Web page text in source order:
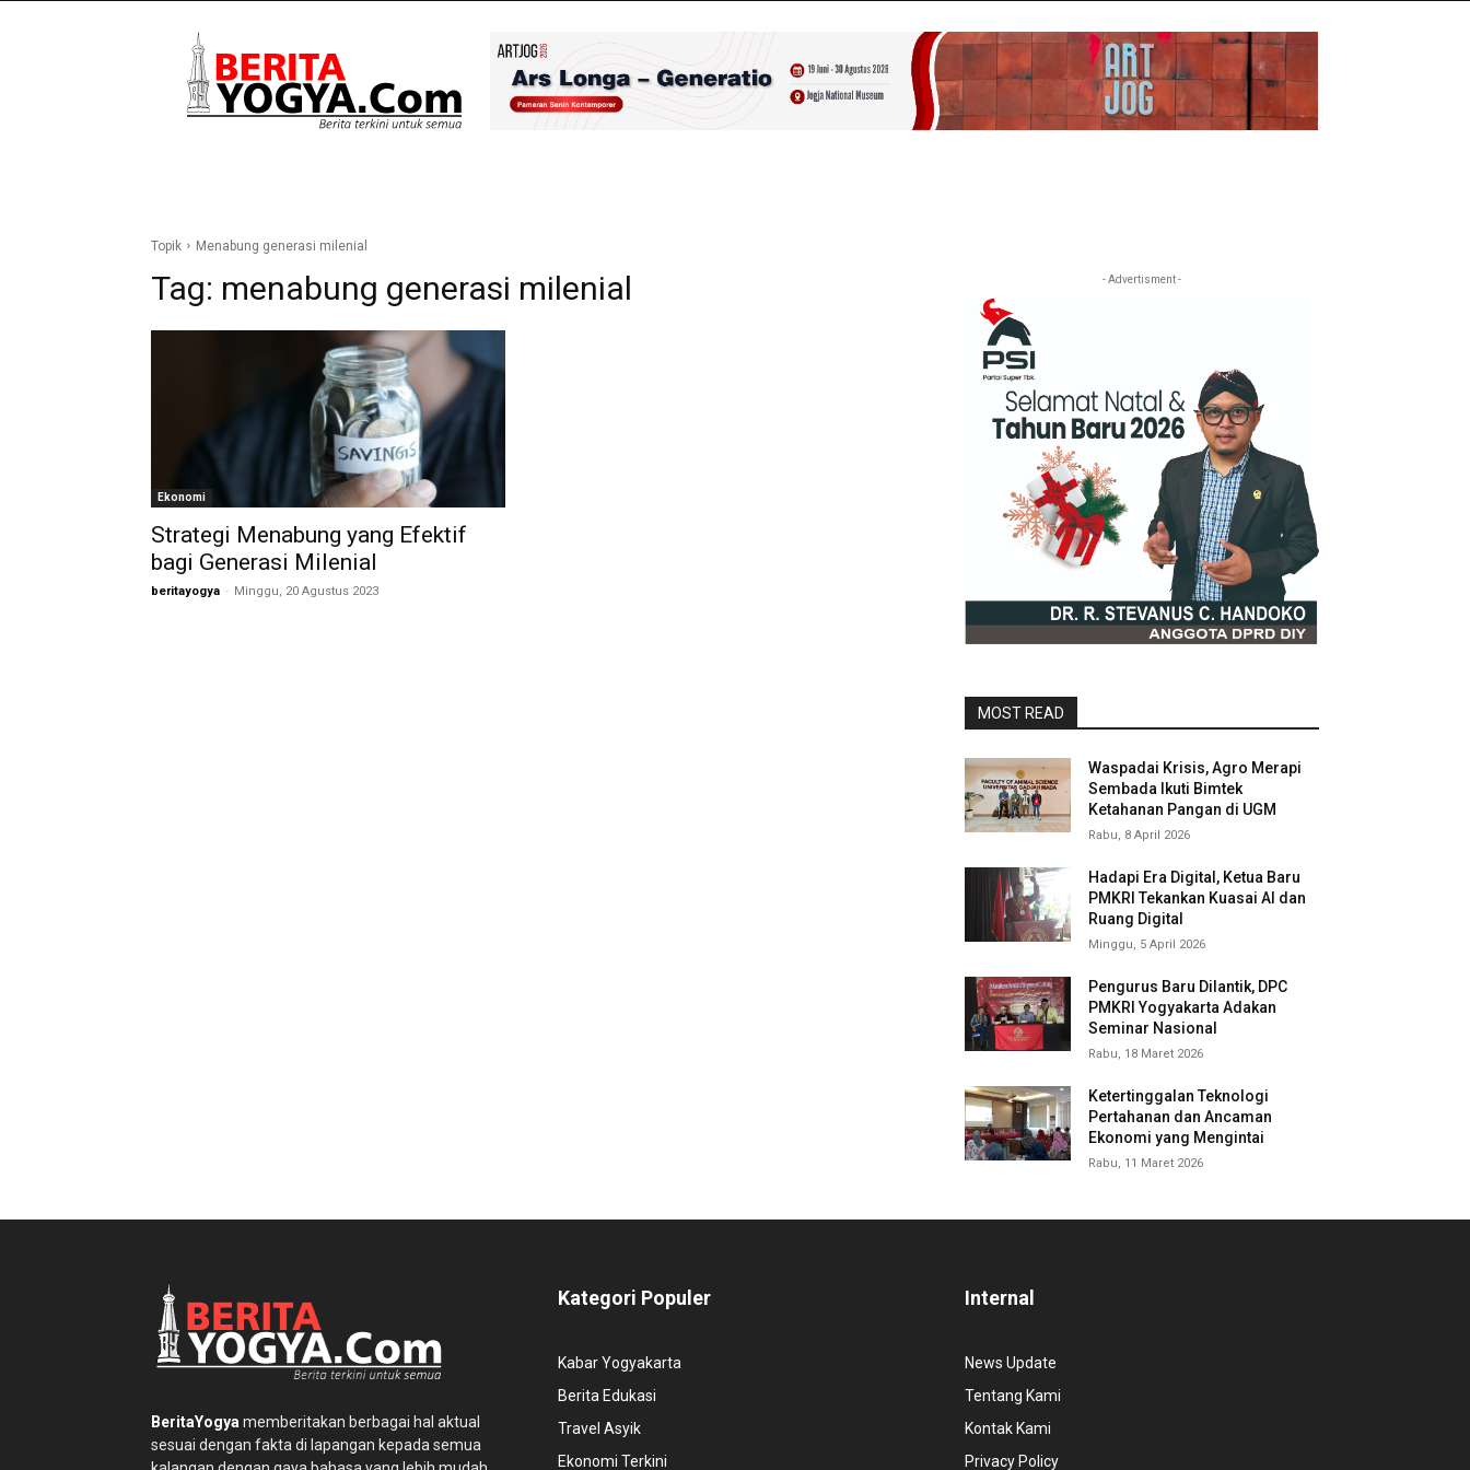
Yogya
Topik Menabung generasi milenial
Tag: menabung generasi milenial
Ekonomi
Strategi Menabung yang Efektif
bagi Generasi Milenial
beritayogya - Minggu, 20 Agustus 2023
- Advertisment -
MOST READ
Waspadai Krisis, Agro Merapi
Sembada Ikuti Bimtek
Ketahanan Pangan di UGM
Rabu, 8 April 2026
Hadapi Era Digital, Ketua Baru
PMKRI Tekankan Kuasai AI dan
Ruang Digital
Minggu, 5 April 2026
Pengurus Baru Dilantik, DPC
PMKRI Yogyakarta Adakan
Seminar Nasional
Rabu, 18 Maret 2026
Ketertinggalan Teknologi
Pertahanan dan Ancaman
Ekonomi yang Mengintai
Rabu, 11 Maret 2026
BeritaYogya memberitakan berbagai hal aktual
sesuai dengan fakta di lapangan kepada semua
Kategori Populer
Kabar Yogyakarta
Berita Edukasi
Travel Asyik
Ekonomi Terkini
Internal
News Update
Tentang Kami
Kontak Kami
Privacy Policy